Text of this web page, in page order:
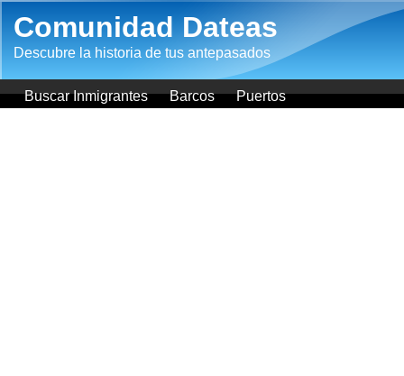
Comunidad Dateas
Descubre la historia de tus antepasados
Buscar Inmigrantes Barcos Puertos